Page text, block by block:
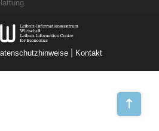
| Kontakt